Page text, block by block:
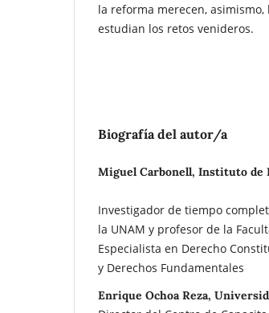
la reforma merecen,
estudian los retos venideros.
Biografía del autor/a
Miguel Carbonell, Instituto de
Investigador de tiempo
la UNAM y profesor de la
Especialista en Derecho
y Derechos Fundamentales
Enrique Ochoa Reza,